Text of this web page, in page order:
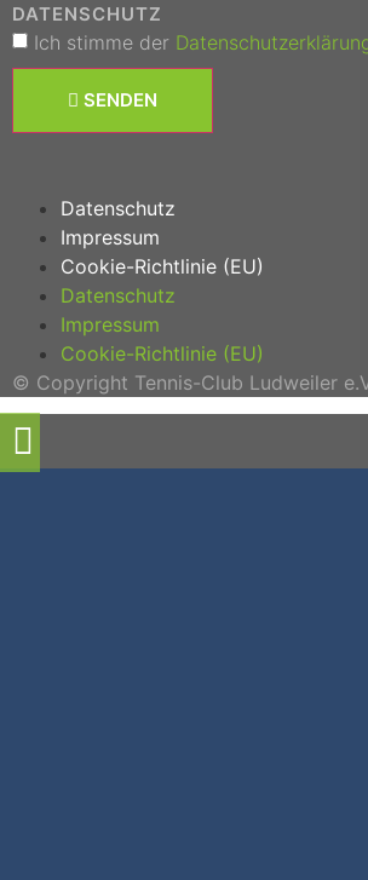
DATENSCHUTZ
Ich stimme der
SENDEN
Datenschutz
Impressum
Cookie-Richtlinie (EU)
Datenschutz
Impressum
Cookie-Richtlinie (EU)
© Copyright Tennis-Club Ludweiler